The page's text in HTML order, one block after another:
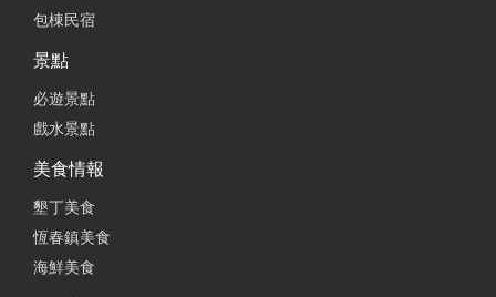
包棟民宿
景點
必遊景點
戲水景點
美食情報
墾丁美食
恆春鎮美食
海鮮美食